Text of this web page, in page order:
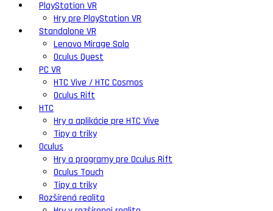
PlayStation VR
Hry pre PlayStation VR
Standalone VR
Lenovo Mirage Solo
Oculus Quest
PC VR
HTC Vive / HTC Cosmos
Oculus Rift
HTC
Hry a aplikácie pre HTC Vive
Tipy a triky
Oculus
Hry a programy pre Oculus Rift
Oculus Touch
Tipy a triky
Rozšírená realita